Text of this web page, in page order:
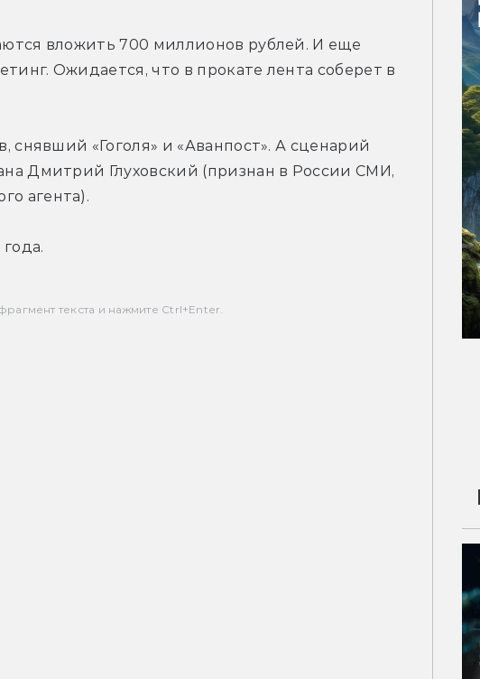
вложить 700 миллионов рублей. И еще
Ожидается, что в прокате лента соберет в
снявший «Гоголя» и «Аванпост». А сценарий
Дмитрий Глуховский (признан в России СМИ,
агента).
текста и нажмите Ctrl+Enter.